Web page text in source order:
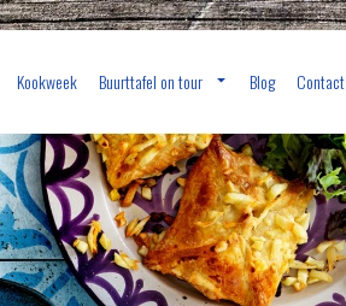
Kookweek Buurttafel on tour Blog Contact